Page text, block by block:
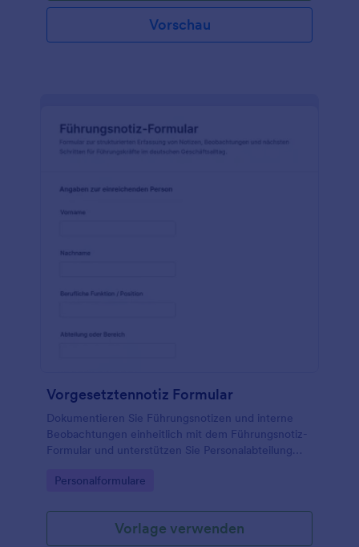
Vorschau
Vorgesetztennotiz Formular
Dokumentieren Sie Führungsnotizen und interne
Beobachtungen einheitlich mit dem Führungsnotiz-
Formular und unterstützen Sie Personalabteilung
Nachverfolgung und weiterer Bearbeitung in
Go to Category:
Personalformulare
Vorlage verwenden